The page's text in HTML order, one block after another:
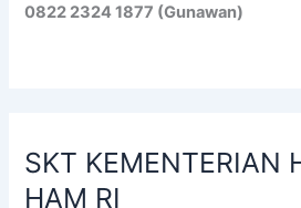
0822 2324 1877 (Gunawan)
SKT KEMENTERIAN
HAM RI